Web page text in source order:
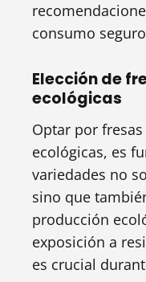
consumo
Elección de
ecológicas
Optar por
ecológicas, es
variedades no
sino que
producción
exposición a
es crucial